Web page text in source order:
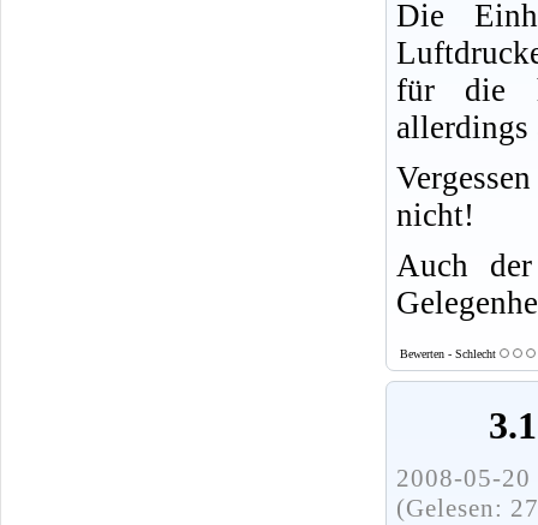
Die
für die
allerdings
nicht!
Auch
Bewerten - Schlecht
2008-05-
(Gelesen: